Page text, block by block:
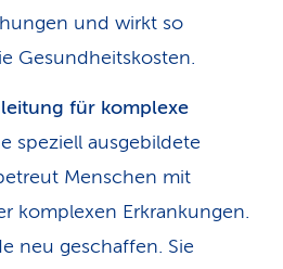
und wirkt so
Gesundheitskosten.
für komplexe
speziell ausgebildete
Menschen mit
komplexen Erkrankungen.
neu geschaffen. Sie